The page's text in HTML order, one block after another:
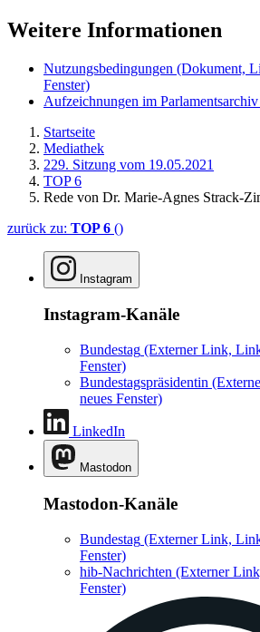
Weitere Informationen
Nutzungsbedingungen (Dokument,
Fenster)
Aufzeichnungen im Parlamentsarchiv
Startseite
Mediathek
229. Sitzung vom 19.05.2021
TOP 6
Rede von Dr. Marie-Agnes Strack-
zurück zu: TOP 6 ()
Instagram
Instagram-Kanäle
Bundestag (Externer Link,
Fenster)
Bundestagspräsidentin
neues Fenster)
LinkedIn
Mastodon
Mastodon-Kanäle
Bundestag (Externer Link,
Fenster)
hib-Nachrichten (Externer
Fenster)